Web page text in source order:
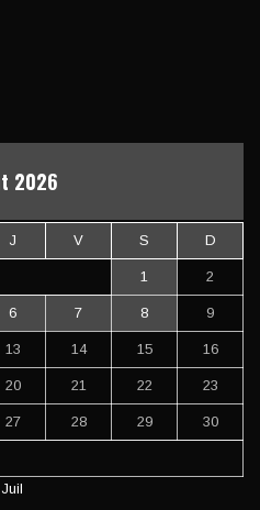
2026
J V S D
1 2
6 7 8 9
13 14 15 16
20 21 22 23
27 28 29 30